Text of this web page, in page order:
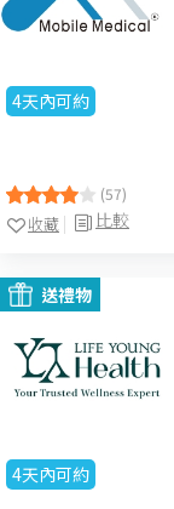
4天內可約
(57)
比較
收藏
送禮物
4天內可約